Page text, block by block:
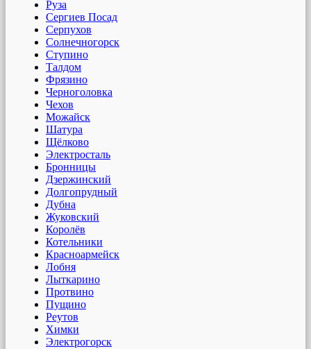
Руза
Сергиев Посад
Серпухов
Солнечногорск
Ступино
Талдом
Фрязино
Черноголовка
Чехов
Можайск
Шатура
Щёлково
Электросталь
Бронницы
Дзержинский
Долгопрудный
Дубна
Жуковский
Королёв
Котельники
Красноармейск
Лобня
Лыткарино
Протвино
Пущино
Реутов
Химки
Электрогорск